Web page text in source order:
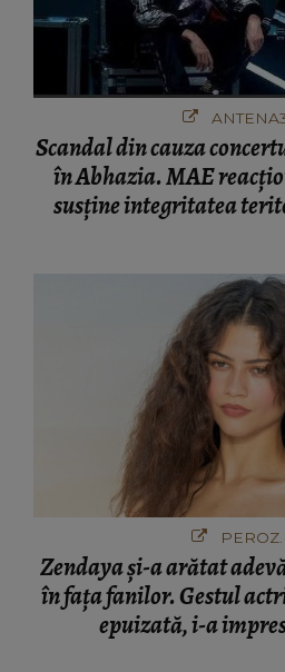
Scandal din cauza
în Abhazia. MAE
susține integritatea
Zendaya și-a arătat
în fața fanilor. Gestul
epuizată, i-a